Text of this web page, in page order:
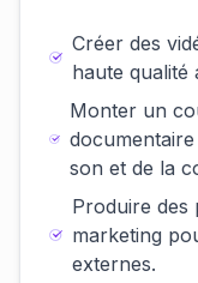
Créer des
haute qualité
Monter un
son et de la
Produire des
marketing
externes.